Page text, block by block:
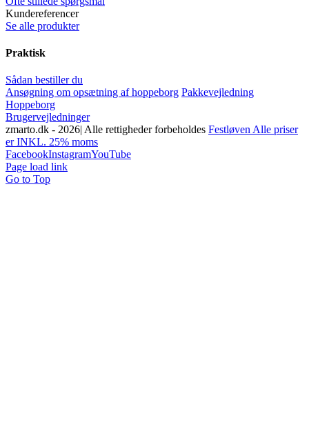
Kundereferencer
Se alle produkter
Praktisk
Sådan bestiller du
Ansøgning om opsætning af hoppeborg Pakkevejledning
Hoppeborg
Brugervejledninger
zmarto.dk - 2026| Alle rettigheder forbeholdes Festløven Alle priser
er INKL. 25% moms
FacebookInstagramYouTube
Page load link
Go to Top